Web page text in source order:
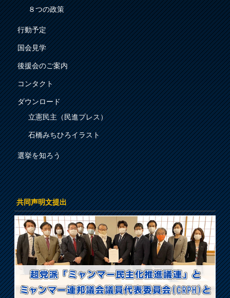
８つの政策
行動予定
国会見学
後援会のご案内
コンタクト
ダウンロード
立憲民主（民進プレス）
石橋みちひろイラスト
選挙を知ろう
共同声明文提出